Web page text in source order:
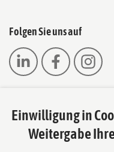
Folgen Sie uns auf
Das europäische Kanzlei-
Einwilligung in
Weitergabe